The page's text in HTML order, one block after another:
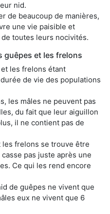
nid.
de beaucoup de manières,
une vie paisible et
toutes leurs nocivités.
guêpes et les frelons
les frelons étant
de vie des populations
les mâles ne peuvent pas
du fait que leur aiguillon
il ne contient pas de
les frelons se trouve être
pas juste après une
Ce qui les rend encore
de guêpes ne vivent que
eux ne vivent que 6